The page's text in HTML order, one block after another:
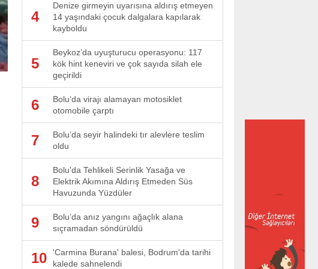
4
Denize girmeyin uyarısına aldırış etmeyen
14 yaşındaki çocuk dalgalara kapılarak
kayboldu
5
Beykoz’da uyuşturucu operasyonu: 117
kök hint keneviri ve çok sayıda silah ele
geçirildi
6
Bolu’da virajı alamayan motosiklet
otomobile çarptı
7
Bolu’da seyir halindeki tır alevlere teslim
oldu
8
Bolu'da Tehlikeli Serinlik Yasağa ve
Elektrik Akımına Aldırış Etmeden Süs
Havuzunda Yüzdüler
9
Bolu’da anız yangını ağaçlık alana
sıçramadan söndürüldü
10
'Carmina Burana' balesi, Bodrum'da tarihi
kalede sahnelendi